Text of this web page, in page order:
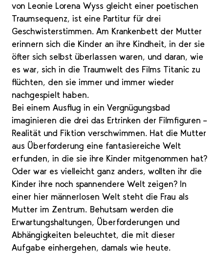
von Leonie Lorena Wyss gleicht einer poetischen
Traumsequenz, ist eine Partitur für drei
Geschwisterstimmen. Am Krankenbett der Mutter
erinnern sich die Kinder an ihre Kindheit, in der sie
öfter sich selbst überlassen waren, und daran, wie
es war, sich in die Traumwelt des Films Titanic zu
flüchten, den sie immer und immer wieder
nachgespielt haben.
Bei einem Ausflug in ein Vergnügungsbad
imaginieren die drei das Ertrinken der Filmfiguren –
Realität und Fiktion verschwimmen. Hat die Mutter
aus Überforderung eine fantasiereiche Welt
erfunden, in die sie ihre Kinder mitgenommen hat?
Oder war es vielleicht ganz anders, wollten ihr die
Kinder ihre noch spannendere Welt zeigen? In
einer hier männerlosen Welt steht die Frau als
Mutter im Zentrum. Behutsam werden die
Erwartungshaltungen, Überforderungen und
Abhängigkeiten beleuchtet, die mit dieser
Aufgabe einhergehen, damals wie heute.